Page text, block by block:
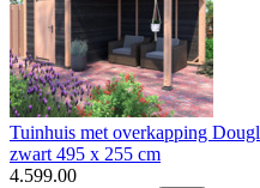
Tuinhuis met overkapping
zwart 495 x 255 cm
4.599.00